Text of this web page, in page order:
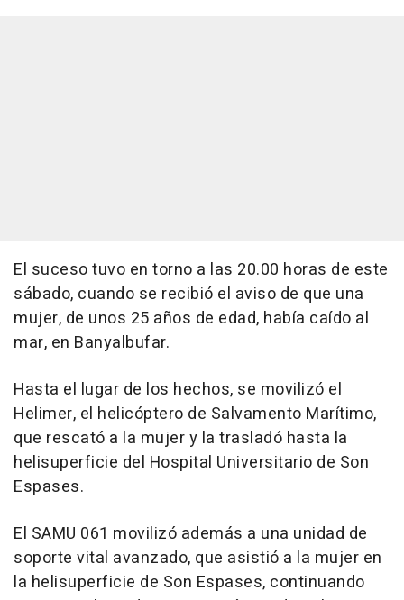
El suceso tuvo en torno a las 20.00 horas de este
sábado, cuando se recibió el aviso de que una
mujer, de unos 25 años de edad, había caído al
mar, en Banyalbufar.
Hasta el lugar de los hechos, se movilizó el
Helimer, el helicóptero de Salvamento Marítimo,
que rescató a la mujer y la trasladó hasta la
helisuperficie del Hospital Universitario de Son
Espases.
El SAMU 061 movilizó además a una unidad de
soporte vital avanzado, que asistió a la mujer en
la helisuperficie de Son Espases, continuando